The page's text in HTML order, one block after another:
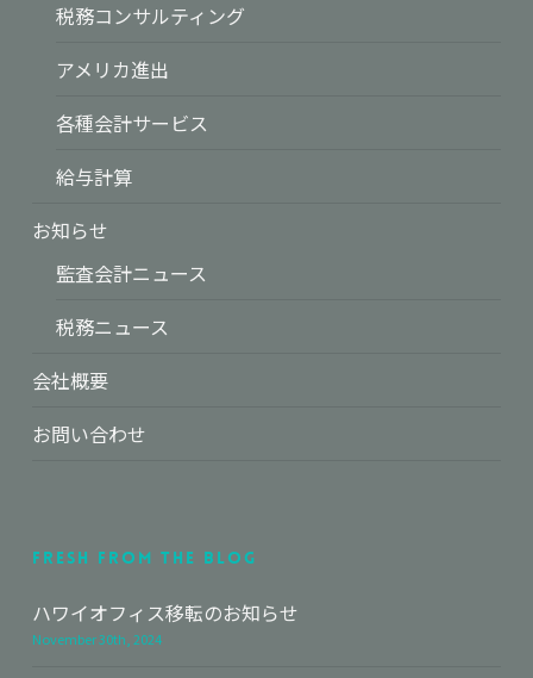
税務コンサルティング
アメリカ進出
各種会計サービス
給与計算
お知らせ
監査会計ニュース
税務ニュース
会社概要
お問い合わせ
Fresh From The Blog
ハワイオフィス移転のお知らせ
November 30th, 2024